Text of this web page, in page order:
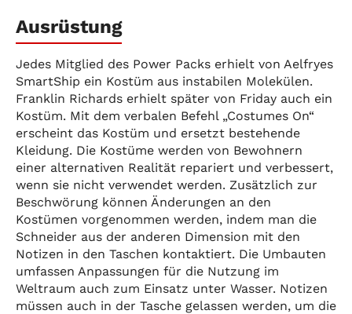
Ausrüstung
Jedes Mitglied des Power Packs erhielt von Aelfryes
SmartShip ein Kostüm aus instabilen Molekülen.
Franklin Richards erhielt später von Friday auch ein
Kostüm. Mit dem verbalen Befehl „Costumes On“
erscheint das Kostüm und ersetzt bestehende
Kleidung. Die Kostüme werden von Bewohnern
einer alternativen Realität repariert und verbessert,
wenn sie nicht verwendet werden. Zusätzlich zur
Beschwörung können Änderungen an den
Kostümen vorgenommen werden, indem man die
Schneider aus der anderen Dimension mit den
Notizen in den Taschen kontaktiert. Die Umbauten
umfassen Anpassungen für die Nutzung im
Weltraum auch zum Einsatz unter Wasser. Notizen
müssen auch in der Tasche gelassen werden, um die